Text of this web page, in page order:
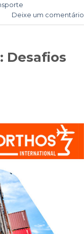
Deixe um comentário
Desafios